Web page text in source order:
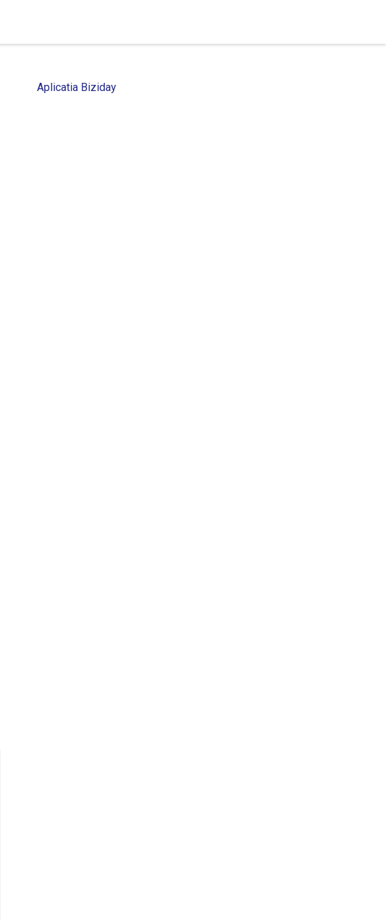
Aplicatia Biziday